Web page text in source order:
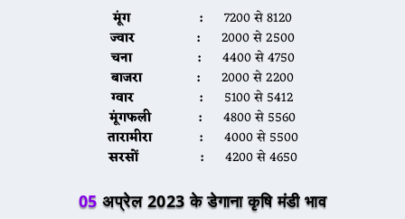
मूंग :
7200 से 8120
ज्वार :
2000 से 2500
चना :
4400 से 4750
बाजरा :
2000 से 2200
ग्वार :
5100 से 5412
मूंगफली :
4800 से 5560
तारामीरा :
4000 से 5500
सरसों :
4200 से 4650
05 अप्रेल 2023 के डेगाना कृषि मंडी भाव